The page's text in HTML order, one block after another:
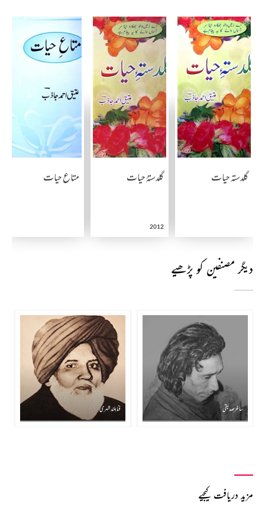
گلدستہ حیات گلدستۂ حیات
2012
متاع حیات
دیگر مصنفین کو پڑھیے
ساغر صدیقی فنا بلند شہری
مزید دریافت کیجیے